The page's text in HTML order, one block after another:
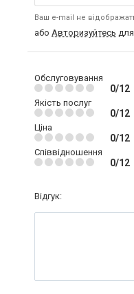
Ваш e-mail не
або Авторизуйтесь
Обслуговування
0/12
Якість послуг
0/12
Ціна
0/12
Співвідношення
0/12
Відгук: